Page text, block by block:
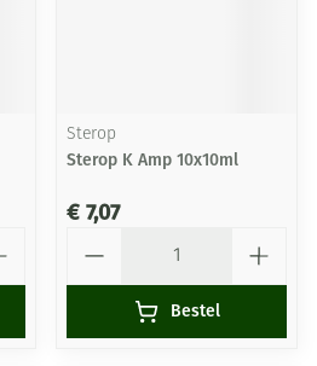
Sterop
Sterop K Amp 10x10ml
€ 7,07
Bestel